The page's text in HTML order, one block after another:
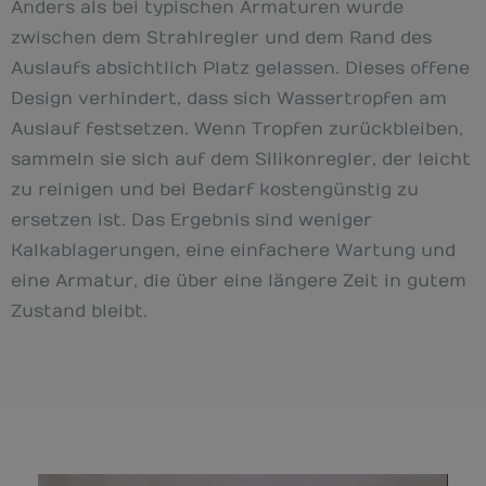
Anders als bei typischen Armaturen wurde
zwischen dem Strahlregler und dem Rand des
Auslaufs absichtlich Platz gelassen. Dieses offene
Design verhindert, dass sich Wassertropfen am
Auslauf festsetzen. Wenn Tropfen zurückbleiben,
sammeln sie sich auf dem Silikonregler, der leicht
zu reinigen und bei Bedarf kostengünstig zu
ersetzen ist. Das Ergebnis sind weniger
Kalkablagerungen, eine einfachere Wartung und
eine Armatur, die über eine längere Zeit in gutem
Zustand bleibt.